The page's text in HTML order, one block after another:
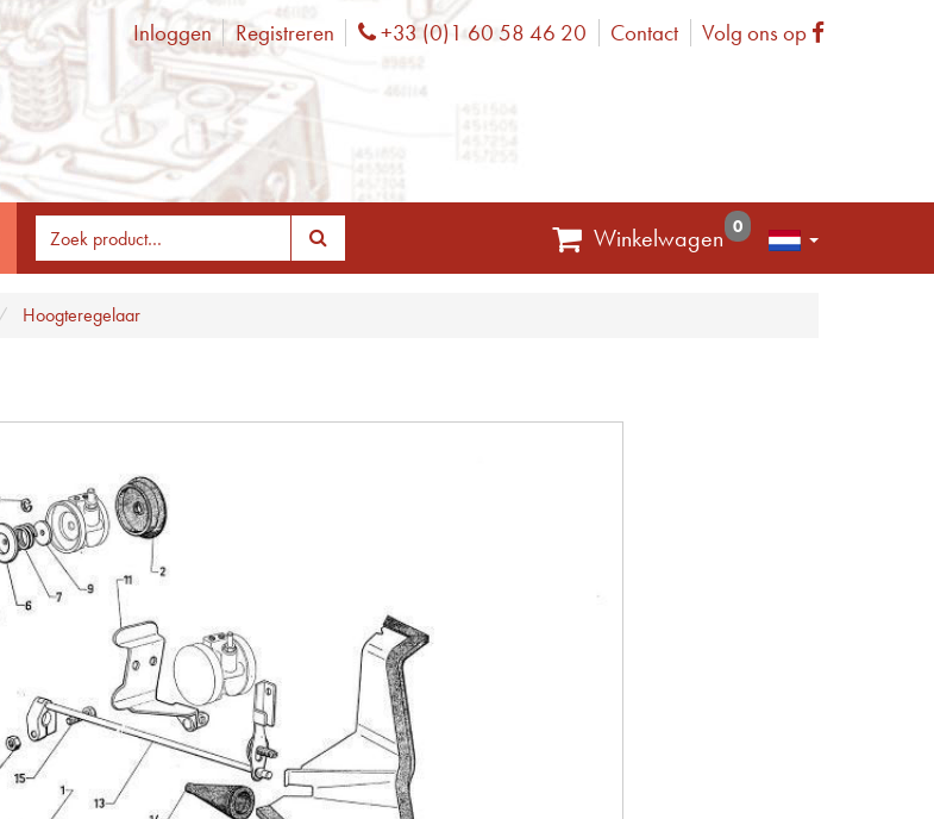
Inloggen Registreren Phone
+33 (0)1 60 58 46 20 Contact Volg ons op Facebook
Winkelwagen 0
Hoogteregelaar